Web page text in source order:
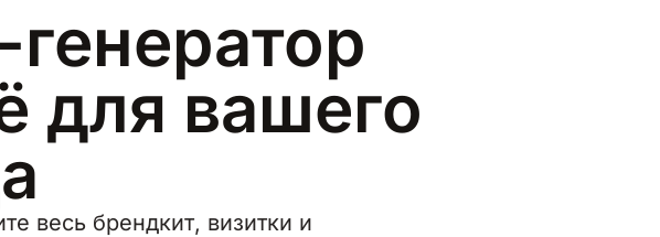
для вашего
весь брендкит, визитки и